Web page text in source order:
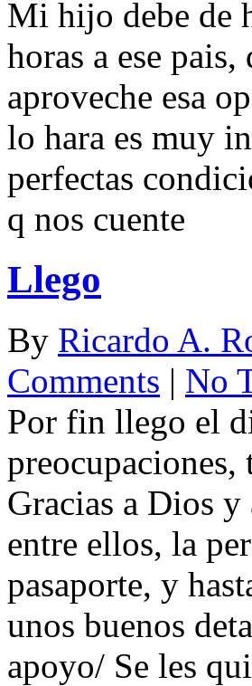
Mi hijo debe de
horas a ese
aproveche esa
lo hara es muy
perfectas
q nos cuente
Llego
By Ricardo A.
Comments | No
Por fin llego el
preocupaciones,
Gracias a Dios y
entre ellos, la
pasaporte, y
unos buenos
apoyo/ Se les